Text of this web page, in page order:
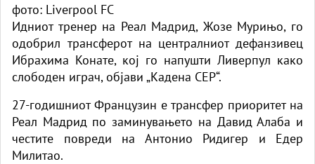
фото: Liverpool FC
Идниот тренер на Реал Мадрид, Жозе Мурињо, го
одобрил трансферот на централниот дефанзивец
Ибрахима Конате, кој го напушти Ливерпул како
слободен играч, објави „Кадена СЕР“.
27-годишниот Французин е трансфер приоритет на
Реал Мадрид по заминувањето на Давид Алаба и
честите повреди на Антонио Ридигер и Едер
Милитао.